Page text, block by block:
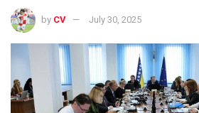
by CV July 30, 2025